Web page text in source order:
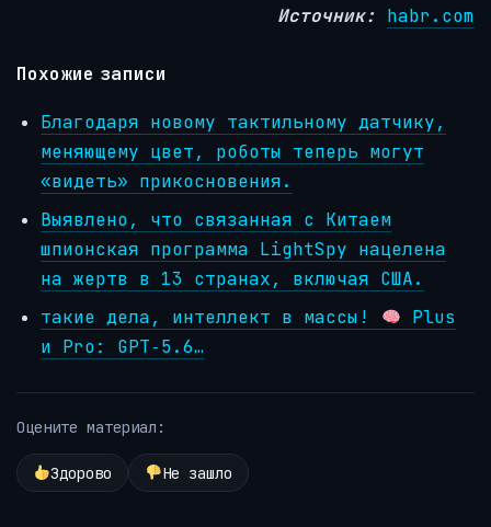
Источник: habr.com
Похожие записи
Благодаря новому тактильному датчику,
меняющему цвет, роботы теперь могут
«видеть» прикосновения.
Выявлено, что связанная с Китаем
шпионская программа LightSpy нацелена
на жертв в 13 странах, включая США.
такие дела, интеллект в массы!
Plus
и Pro: GPT‑5.6…
Оцените материал:
Здорово Не зашло